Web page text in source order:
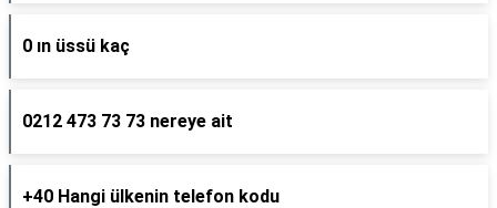
0 ın üssü kaç
0212 473 73 73 nereye ait
+40 Hangi ülkenin telefon kodu